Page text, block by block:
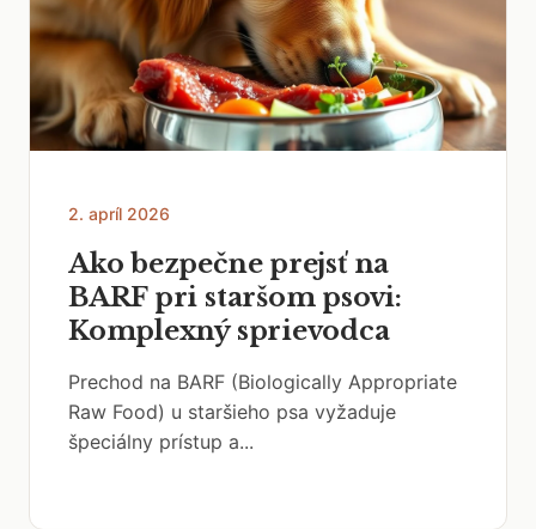
2. apríl 2026
Ako bezpečne prejsť na
BARF pri staršom psovi:
Komplexný sprievodca
Prechod na BARF (Biologically Appropriate
Raw Food) u staršieho psa vyžaduje
špeciálny prístup a...